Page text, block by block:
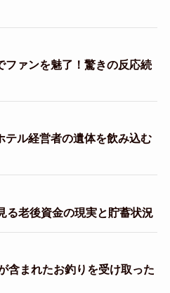
ファンを魅了！驚きの反応続
テル経営者の遺体を飲み込む
る老後資金の現実と貯蓄状況
含まれたお釣りを受け取った